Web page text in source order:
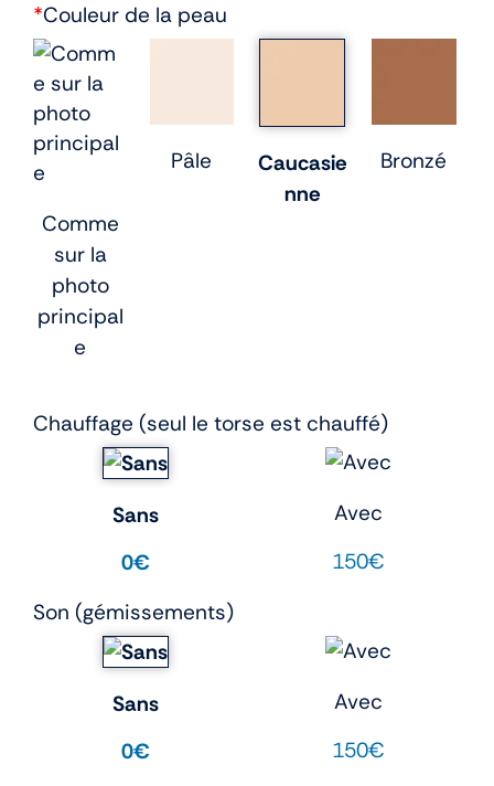
*Couleur de la peau
Comme
sur la
photo
principal
e
Pâle
Caucasie
nne
Bronzé
Chauffage (seul le torse est chauffé)
Sans
0€
Avec
150€
Son (gémissements)
Sans
0€
Avec
150€